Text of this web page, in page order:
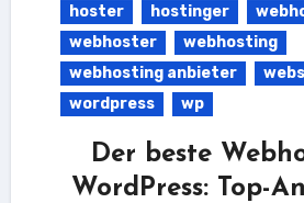
hoster hostinger
webhoster
webhosting
webhosting anbieter
wordpress
wp
Der beste
WordPress: Top-